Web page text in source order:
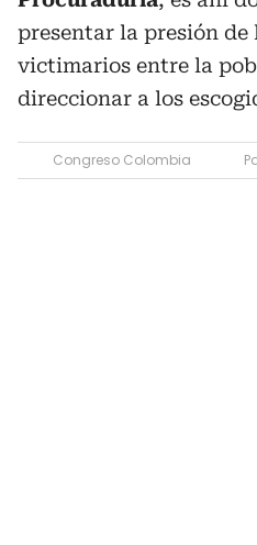
presentar la presión de
victimarios entre la
direccionar a los
Congreso Colombia